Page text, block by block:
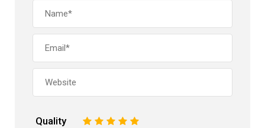
Quality 5
4
3
2